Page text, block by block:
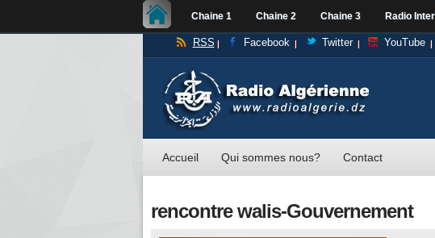
Chaine 1 Chaine 2 Chaine 3 Radio
RSS Facebook Twitter YouTube
Accueil Qui sommes nous? Contact
rencontre walis-Gouvernement